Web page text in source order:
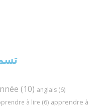
(10) anglais (6)
à lire (6) apprendre à